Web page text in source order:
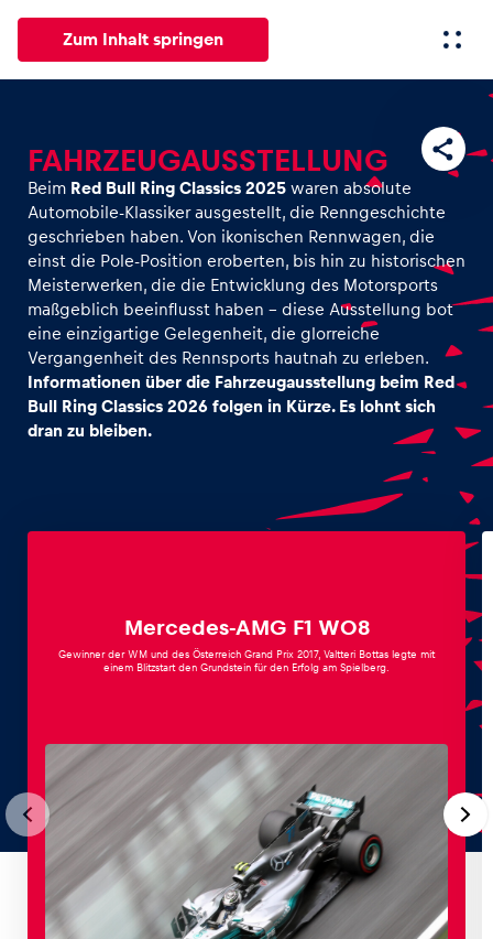
Zum Inhalt springen
News
Alle anzeigen
Alle anzeigen
Erlebnisse
Seiten
Alle anzeigen
FAHRZEUGAUSSTELLUNG
Beim Red Bull Ring Classics 2025 waren absolute
Automobile-Klassiker ausgestellt, die Renngeschichte
geschrieben haben. Von ikonischen Rennwagen, die
einst die Pole-Position eroberten, bis hin zu historischen
Meisterwerken, die die Entwicklung des Motorsports
maßgeblich beeinflusst haben – diese Ausstellung bot
eine einzigartige Gelegenheit, die glorreiche
Vergangenheit des Rennsports hautnah zu erleben.
Informationen über die Fahrzeugausstellung beim Red
Bull Ring Classics 2026 folgen in Kürze. Es lohnt sich
dran zu bleiben.
Mercedes-AMG F1 W08
Gewinner der WM und des Österreich Grand Prix 2017, Valtteri Bottas legte mit
einem Blitzstart den Grundstein für den Erfolg am Spielberg.